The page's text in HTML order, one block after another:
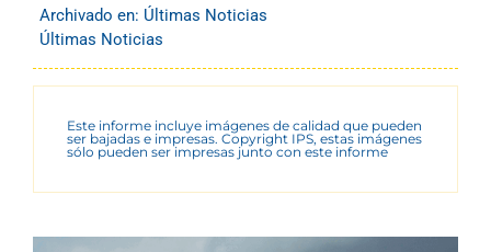
Archivado en: Últimas Noticias
Últimas Noticias
Este informe incluye imágenes de calidad que pueden
ser bajadas e impresas. Copyright IPS, estas imágenes
sólo pueden ser impresas junto con este informe